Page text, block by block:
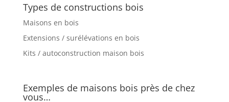
Types de constructions bois
Maisons en bois
Extensions / surélévations en bois
Kits / autoconstruction maison bois
Exemples de maisons bois près de chez
vous…